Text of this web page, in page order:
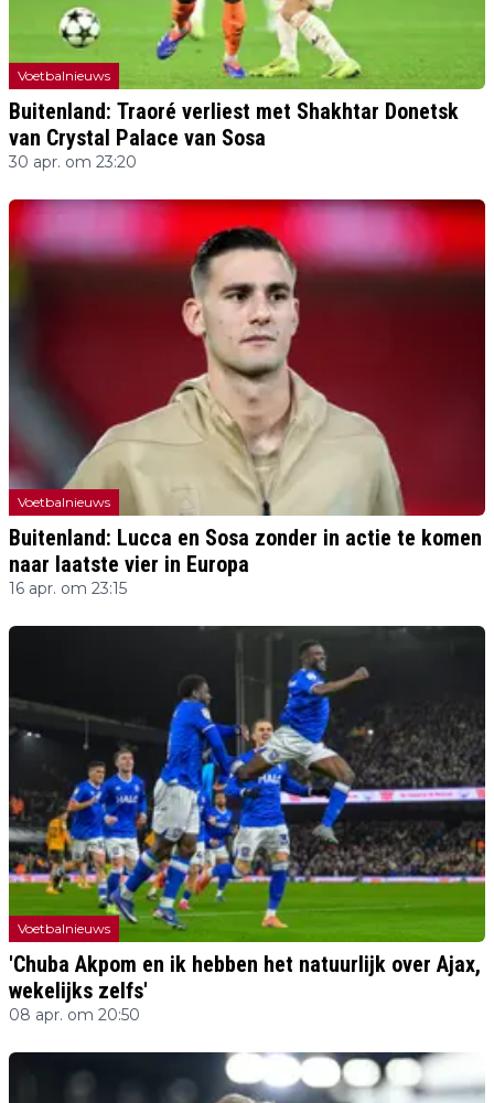
Voetbalnieuws
Buitenland: Traoré verliest met Shakhtar Donetsk
van Crystal Palace van Sosa
30 apr. om 23:20
Voetbalnieuws
Buitenland: Lucca en Sosa zonder in actie te komen
naar laatste vier in Europa
16 apr. om 23:15
Voetbalnieuws
'Chuba Akpom en ik hebben het natuurlijk over Ajax,
wekelijks zelfs'
08 apr. om 20:50